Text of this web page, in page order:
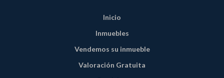
Inicio
Inmuebles
Vendemos su inmueble
Valoración Gratuita